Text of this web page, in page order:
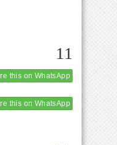
11
this on WhatsApp
this on WhatsApp